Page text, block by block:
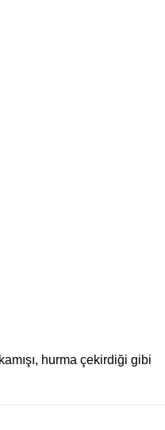
hurma çekirdiği gibi